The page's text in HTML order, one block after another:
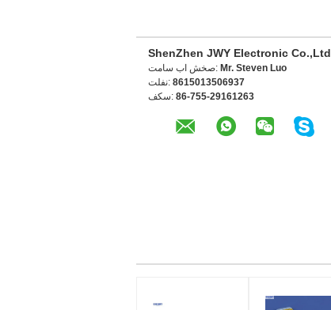
ShenZhen JWY Electronic Co.,Ltd
تماس با شخص: Mr. Steven Luo
تلفن: 8615013506937
فکس: 86-755-29161263